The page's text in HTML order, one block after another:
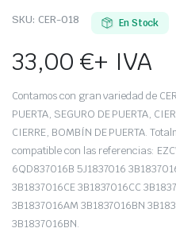
SKU: CER-018 En Stock
33,00€+ IVA
Contamos con gran variedad de
PUERTA, SEGURO DE PUERTA,
CIERRE, BOMBÍN DE PUERTA.
compatible con las referencias:
6QD837016B 5J1837016
3B1837016CE 3B1837016CC
3B1837016AM 3B1837016BN
3B1837016BN.